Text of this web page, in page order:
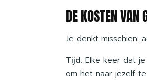
DE KOSTEN VAN
Je denkt misschien:
Tijd. Elke keer dat
om het naar jezelf